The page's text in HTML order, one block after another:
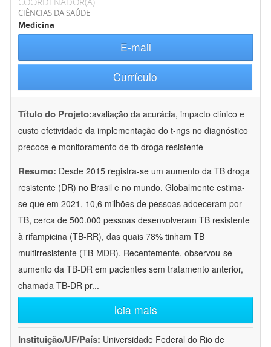
CIÊNCIAS DA SAÚDE
Medicina
E-mail
Currículo
Título do Projeto:avaliação da acurácia, impacto clínico e
custo efetividade da implementação do t-ngs no diagnóstico
precoce e monitoramento de tb droga resistente
Resumo: Desde 2015 registra-se um aumento da TB droga
resistente (DR) no Brasil e no mundo. Globalmente estima-
se que em 2021, 10,6 milhões de pessoas adoeceram por
TB, cerca de 500.000 pessoas desenvolveram TB resistente
à rifampicina (TB-RR), das quais 78% tinham TB
multirresistente (TB-MDR). Recentemente, observou-se
aumento da TB-DR em pacientes sem tratamento anterior,
chamada TB-DR pr...
leia mais
Instituição/UF/País: Universidade Federal do Rio de